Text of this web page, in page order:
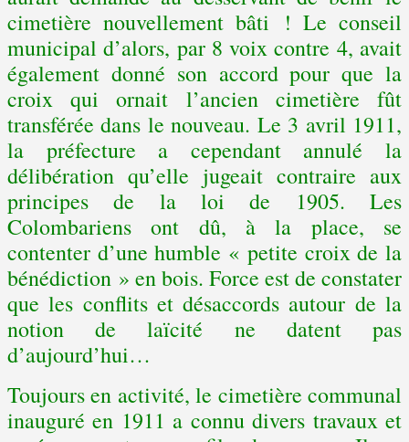
cimetière nouvellement bâti ! Le conseil
municipal d’alors, par 8 voix contre 4, avait
également donné son accord pour que la
croix qui ornait l’ancien cimetière fût
transférée dans le nouveau. Le 3 avril 1911,
la préfecture a cependant annulé la
délibération qu’elle jugeait contraire aux
principes de la loi de 1905. Les
Colombariens ont dû, à la place, se
contenter d’une humble « petite croix de la
bénédiction » en bois. Force est de constater
que les conflits et désaccords autour de la
notion de laïcité ne datent pas
d’aujourd’hui…
Toujours en activité, le cimetière communal
inauguré en 1911 a connu divers travaux et